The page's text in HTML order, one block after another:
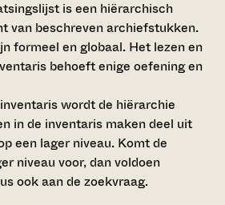
is een hiërarchisch
van beschreven archiefstukken.
formeel en globaal. Het lezen en
behoeft enige oefening en
wordt de hiërarchie
in de inventaris maken deel uit
een lager niveau. Komt de
niveau voor, dan voldoen
ook aan de zoekvraag.